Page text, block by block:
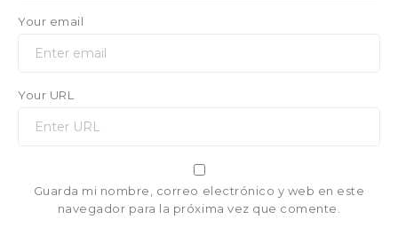
Your email
Your URL
Guarda mi nombre, correo electrónico y web en este
navegador para la próxima vez que comente.